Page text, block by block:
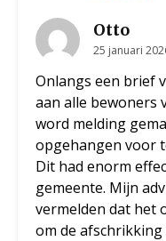
Otto
25 januari
Onlangs een brief
aan alle bewoners
word melding
opgehangen voor
Dit had enorm
gemeente. Mijn
vermelden dat het
om de